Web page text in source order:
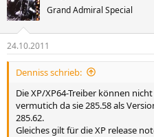
Grand Admiral Special
24.10.2011
Denniss schrieb:
Die XP/XP64-Treiber können
vermutich da sie 285.58 als
285.62.
Gleiches gilt für die XP release